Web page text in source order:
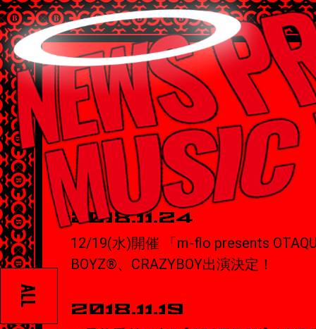
ALL
2018.11.24
12/19(水)開催 「m-flo presents
BOYZ®、CRAZYBOY出演決定！
2018.11.19